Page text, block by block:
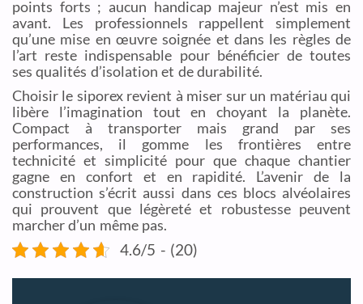
points forts ; aucun handicap majeur n’est mis en
avant. Les professionnels rappellent simplement
qu’une mise en œuvre soignée et dans les règles de
l’art reste indispensable pour bénéficier de toutes
ses qualités d’isolation et de durabilité.
Choisir le siporex revient à miser sur un matériau qui
libère l’imagination tout en choyant la planète.
Compact à transporter mais grand par ses
performances, il gomme les frontières entre
technicité et simplicité pour que chaque chantier
gagne en confort et en rapidité. L’avenir de la
construction s’écrit aussi dans ces blocs alvéolaires
qui prouvent que légèreté et robustesse peuvent
marcher d’un même pas.
4.6/5 - (20)